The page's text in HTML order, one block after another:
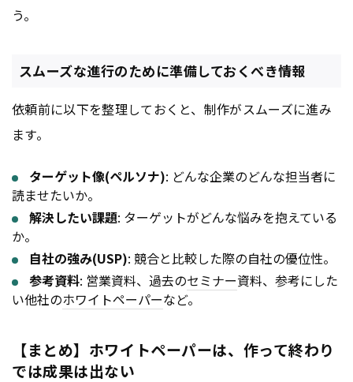
う。
スムーズな進行のために準備しておくべき情報
依頼前に以下を整理しておくと、制作がスムーズに進み
ます。
ターゲット像(ペルソナ): どんな企業のどんな担当者に
読ませたいか。
解決したい課題: ターゲットがどんな悩みを抱えている
か。
自社の強み(USP): 競合と比較した際の自社の優位性。
参考資料: 営業資料、過去のセミナー資料、参考にした
い他社のホワイトペーパーなど。
【まとめ】ホワイトペーパーは、作って終わり
では成果は出ない